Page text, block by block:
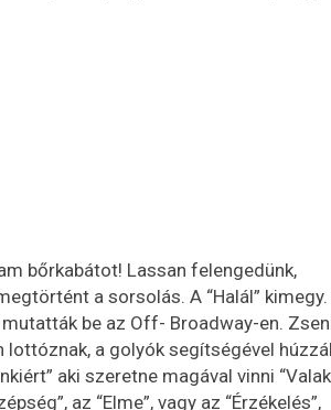
bőrkabátot! Lassan felengedünk,
a sorsolás. A “Halál” kimegy.
be az Off- Broadway-en.
a golyók segítségével
aki szeretne magával vinni
az “Elme”, vagy az “Érzékelés”,